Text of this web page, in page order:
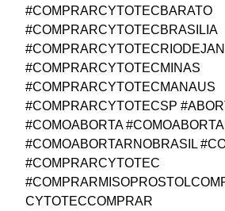
#COMPRARCYTOTECBARATO
#COMPRARCYTOTECBRASILIA
#COMPRARCYTOTECMINAS
#COMPRARCYTOTECMANAUS
#COMPRARCYTOTECSP
#COMOABORTA
#COMOABORTARNOBRASIL
#COMPRARCYTOTEC
CYTOTECCOMPRAR